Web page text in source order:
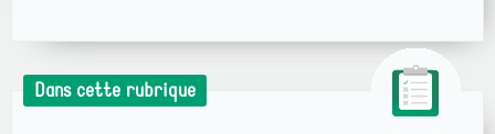
Dans cette rubrique